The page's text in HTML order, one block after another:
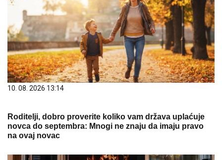
Roditelji, dobro proverite koliko vam država uplaćuje
novca do septembra: Mnogi ne znaju da imaju pravo
na ovaj novac